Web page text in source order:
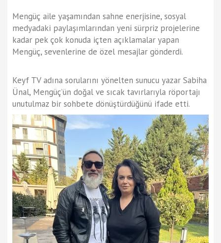
Mengüç aile yaşamından sahne enerjisine, sosyal
medyadaki paylaşımlarından yeni sürpriz projelerine
kadar pek çok konuda içten açıklamalar yapan
Mengüç, sevenlerine de özel mesajlar gönderdi.
Keyf TV adına sorularını yönelten sunucu yazar Sabiha
Ünal, Mengüç’ün doğal ve sıcak tavırlarıyla röportajı
unutulmaz bir sohbete dönüştürdüğünü ifade etti.